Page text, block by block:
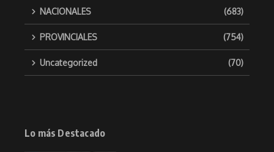
NACIONALES (683)
PROVINCIALES (754)
Uncategorized (70)
Lo más Destacado